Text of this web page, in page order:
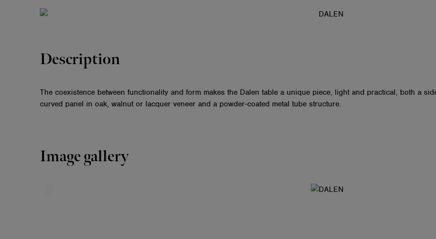
Description
The coexistence between functionality and form makes the Dalen table a unique piece, light and practical, both a
curved panel in oak, walnut or lacquer veneer and a powder-coated metal tube structure.
Image gallery